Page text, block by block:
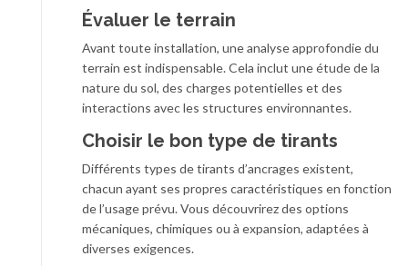
Évaluer le terrain
Avant toute installation, une analyse approfondie du
terrain est indispensable. Cela inclut une étude de la
nature du sol, des charges potentielles et des
interactions avec les structures environnantes.
Choisir le bon type de tirants
Différents types de tirants d’ancrages existent,
chacun ayant ses propres caractéristiques en fonction
de l’usage prévu. Vous découvrirez des options
mécaniques, chimiques ou à expansion, adaptées à
diverses exigences.